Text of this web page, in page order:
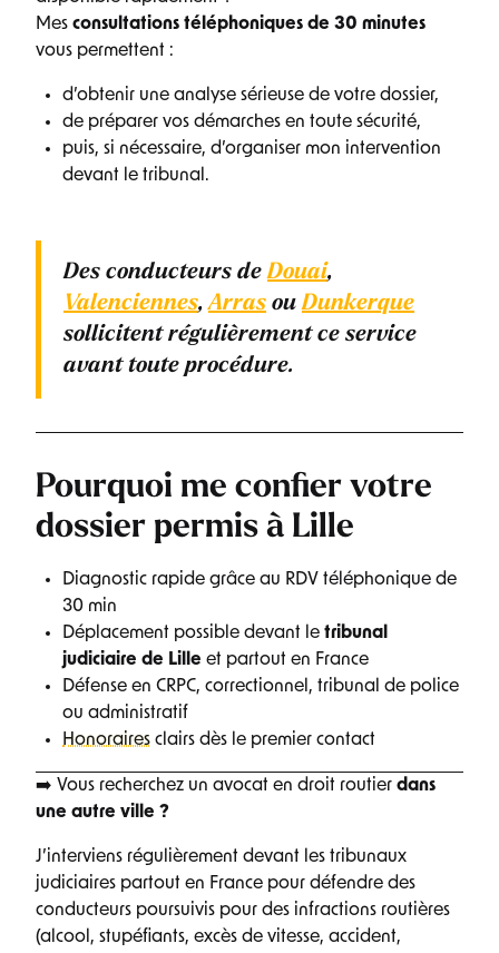
Mes consultations téléphoniques de 30 minutes
vous permettent :
d’obtenir une analyse sérieuse de votre dossier,
de préparer vos démarches en toute sécurité,
puis, si nécessaire, d’organiser mon intervention
devant le tribunal.
Des conducteurs deDouai,
Valenciennes,Arras ouDunkerque
sollicitent régulièrement ce service
avant toute procédure.
Pourquoi me confier votre
dossier permis à Lille
Diagnostic rapide grâce au RDV téléphonique de
30 min
Déplacement possible devant le tribunal
judiciaire de Lille et partout en France
Défense en CRPC, correctionnel, tribunal de police
ou administratif
Honoraires clairs dès le premier contact
➡️ Vous recherchez un avocat en droit routier dans
une autre ville ?
J’interviens régulièrement devant les tribunaux
judiciaires partout en France pour défendre des
conducteurs poursuivis pour des infractions routières
(alcool, stupéfiants, excès de vitesse, accident,